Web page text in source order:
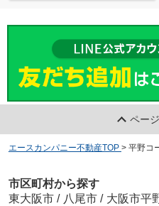
ペー
エースカンパニー不動産TOP > 平野コ
市区町村から探す
東大阪市 / 八尾市 / 大阪市平